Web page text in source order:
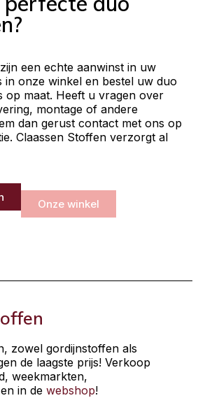
een echte aanwinst in uw
in onze winkel en bestel uw duo
op maat. Heeft u vragen over
montage of andere
dan gerust contact met ons op
Claassen Stoffen verzorgt al
Onze winkel
zowel gordijnstoffen als
de laagste prijs! Verkoop
weekmarkten,
in de webshop!